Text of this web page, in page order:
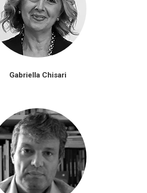
Gabriella Chisari